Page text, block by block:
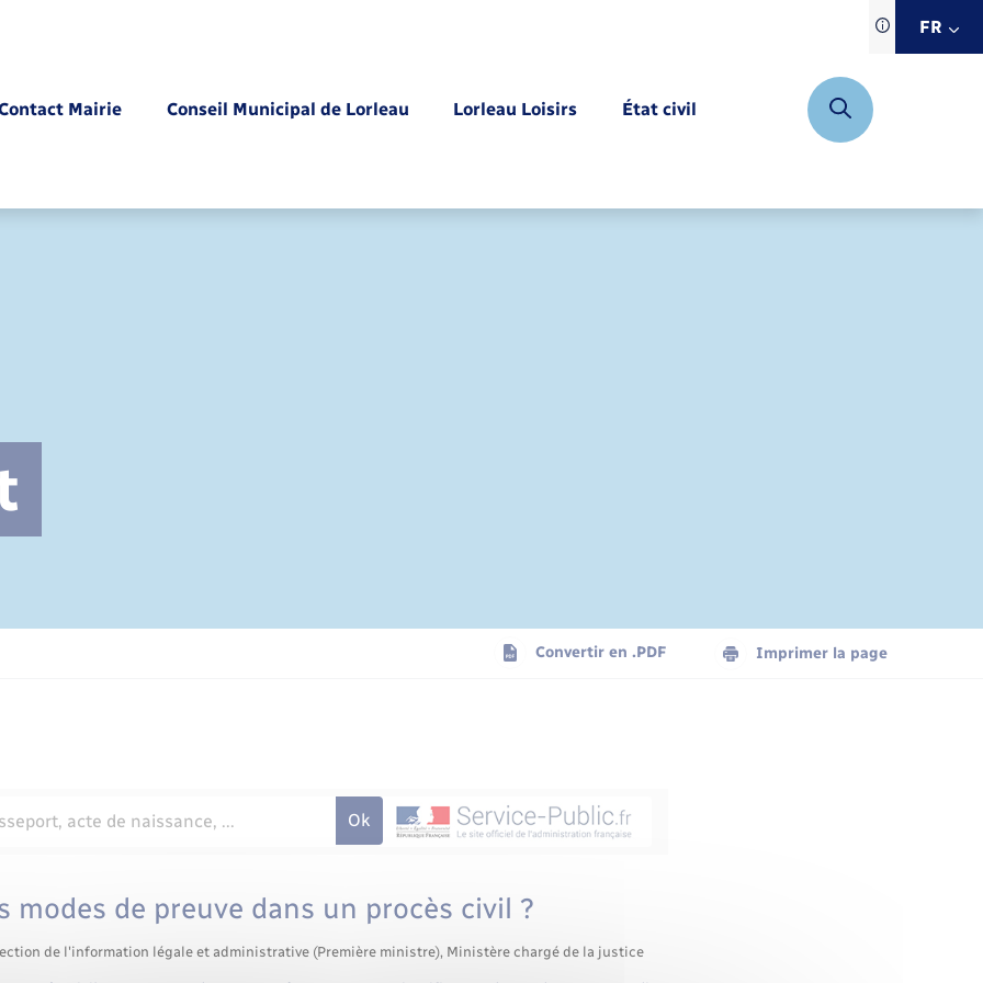
Traduction
siteFR
Mairie Conseil Municipal de Lorleau Lorleau Loisirs État civil
Convertir en .PDF Imprimer la page
modes de preuve dans un procès civil ?
de l'information légale et administrative (Première ministre), Ministère chargé de la justice